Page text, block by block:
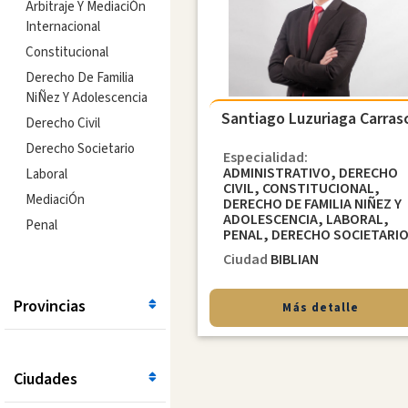
Arbitraje Y MediaciÓn
Internacional
Constitucional
Derecho De Familia
NiÑez Y Adolescencia
Derecho Civil
Derecho Societario
Laboral
MediaciÓn
Penal
Provincias
Ciudades
Santiago Luzuriaga
Especialidad:
ADMINISTRATIVO, DERECHO
CIVIL, CONSTITUCIONAL,
DERECHO DE FAMILIA NIÑEZ Y
ADOLESCENCIA, LABORAL,
PENAL, DERECHO
Ciudad BIBLIAN
Más detalle